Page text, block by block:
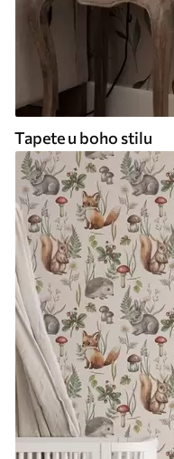
Tapete u boho stilu